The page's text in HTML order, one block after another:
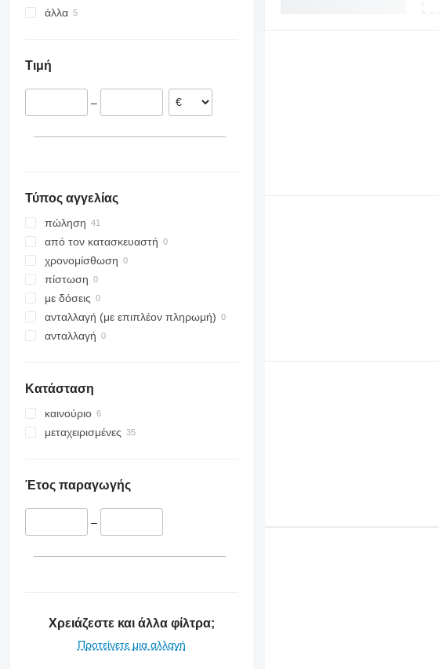
6320
5713
Δανία
Ρουμανία
άλλα
Τιμή
–
Τύπος αγγελίας
πώληση
από τον κατασκευαστή
χρονομίσθωση
πίστωση
με δόσεις
ανταλλαγή (με επιπλέον πληρωμή)
ανταλλαγή
Κατάσταση
καινούριο
μεταχειρισμένες
Έτος παραγωγής
–
Χρειάζεστε και άλλα φίλτρα;
Προτείνετε μια αλλαγή